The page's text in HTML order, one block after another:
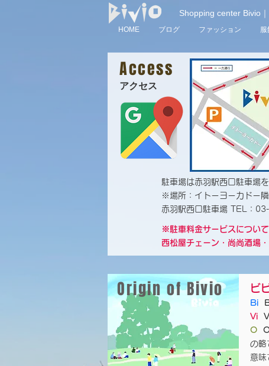
Shopping center Bivio
HOME ブログ ファッション 服
Access
アクセス
駐車場は赤羽駅西口駐車場
※場所：イトーヨーカドー隣
赤羽駅西口駐車場 TEL：
※駐車料金サービスについて
西松屋チェーン・尚尚酒場
Origin of Bivio ビ
Bi
Vi
O
の略
意味